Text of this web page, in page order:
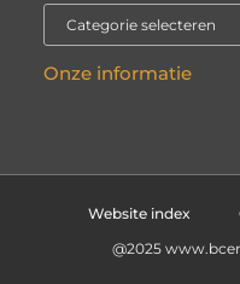
Onze informatie
Website index
@2025